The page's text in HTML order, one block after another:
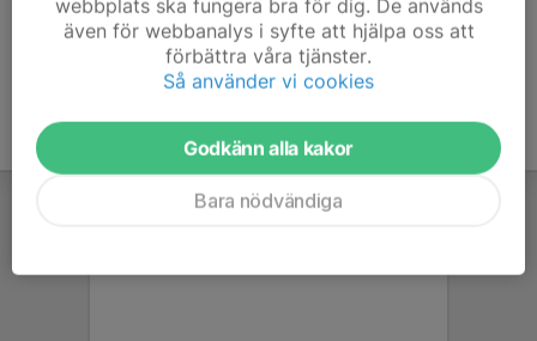
webbplats ska fungera bra för dig. De används
även för webbanalys i syfte att hjälpa oss att
förbättra våra tjänster.
Så använder vi cookies
Godkänn alla kakor
Bara nödvändiga